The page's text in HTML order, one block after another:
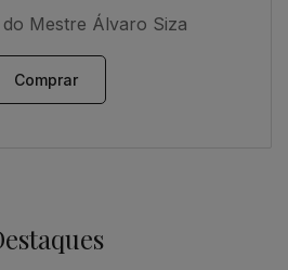
Mestre Álvaro Siza
Comprar